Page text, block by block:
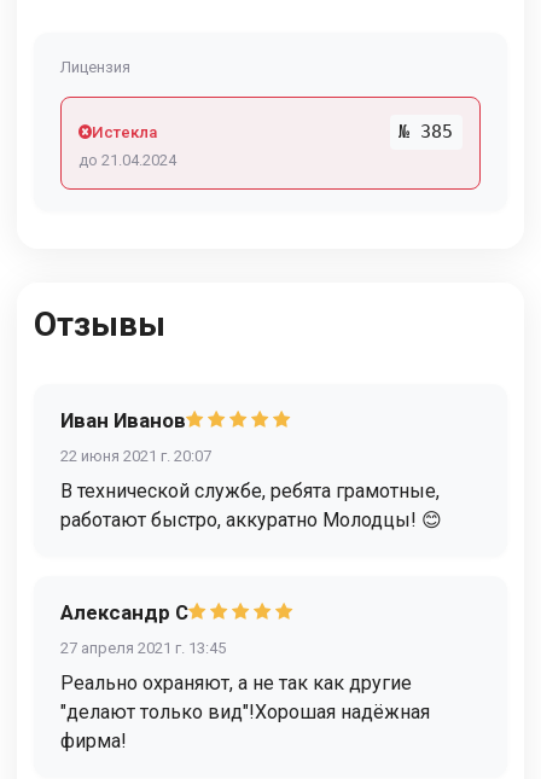
Лицензия
Истекла № 385
до 21.04.2024
Отзывы
Иван Иванов
22 июня 2021 г. 20:07
В технической службе, ребята грамотные,
работают быстро, аккуратно Молодцы! 😊
Александр С
27 апреля 2021 г. 13:45
Реально охраняют, а не так как другие
"делают только вид"!Хорошая надёжная
фирма!